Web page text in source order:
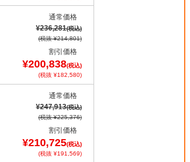
通常価格
¥236,281(税込)
(税抜 ¥214,801)
割引価格
¥200,838(税込)
(税抜 ¥182,580)
通常価格
¥247,913(税込)
(税抜 ¥225,376)
割引価格
¥210,725(税込)
(税抜 ¥191,569)